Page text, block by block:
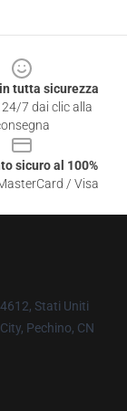
tutta sicurezza
7 dai clic alla
sicuro al 100%
/ Visa
Stati Uniti
Pechino, CN